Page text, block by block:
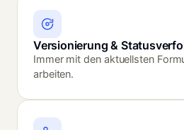
Versionierung &
Immer mit den aktuellsten
arbeiten.